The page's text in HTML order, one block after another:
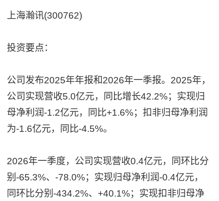
上海瀚讯(300762)
投资要点：
公司发布2025年年报和2026年一季报。2025年，
公司实现营收5.0亿元，同比增长42.2%；实现归
母净利润-1.2亿元，同比+1.6%；扣非归母净利润
为-1.6亿元，同比-4.5%。
2026年一季度，公司实现营收0.4亿元，同环比分
别-65.3%、-78.0%；实现归母净利润-0.4亿元，
同环比分别-434.2%、+40.1%；实现扣非归母净